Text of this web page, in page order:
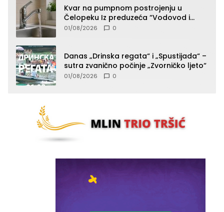
Kvar na pumpnom postrojenju u
Čelopeku Iz preduzeća “Vodovod i
komunalije”
01/08/2026 0
Danas „Drinska regata“ i „Spustijada“ –
sutra zvanično počinje „Zvorničko ljeto“
01/08/2026 0